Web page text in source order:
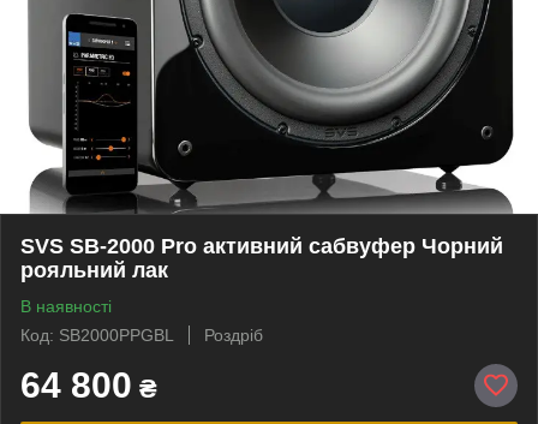
SVS SB-2000 Pro активний сабвуфер Чорний
рояльний лак
В наявності
Код: SB2000PPGBL
Роздріб
64 800 ₴